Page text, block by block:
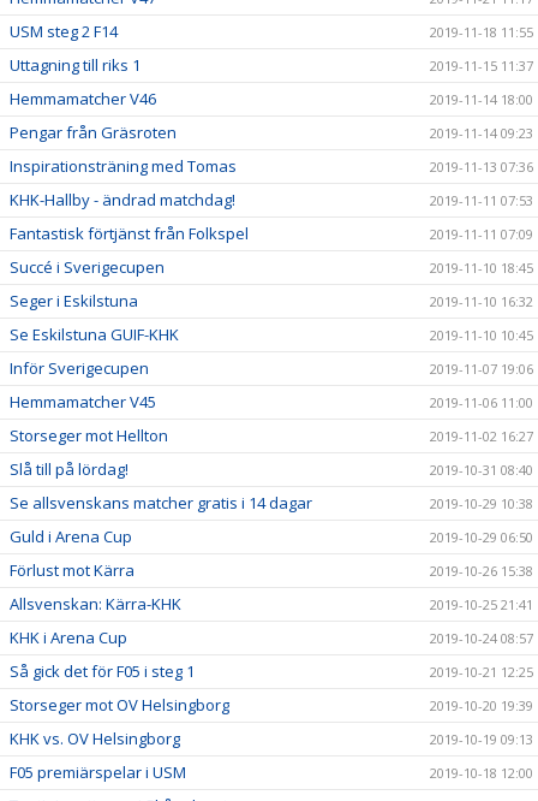
USM steg 2 F14 2019-11-18 11:55
Uttagning till riks 1 2019-11-15 11:37
Hemmamatcher V46 2019-11-14 18:00
Pengar från Gräsroten 2019-11-14 09:23
Inspirationsträning med Tomas 2019-11-13 07:36
KHK-Hallby - ändrad matchdag! 2019-11-11 07:53
Fantastisk förtjänst från Folkspel 2019-11-11 07:09
Succé i Sverigecupen 2019-11-10 18:45
Seger i Eskilstuna 2019-11-10 16:32
Se Eskilstuna GUIF-KHK 2019-11-10 10:45
Inför Sverigecupen 2019-11-07 19:06
Hemmamatcher V45 2019-11-06 11:00
Storseger mot Hellton 2019-11-02 16:27
Slå till på lördag! 2019-10-31 08:40
Se allsvenskans matcher gratis i 14 dagar 2019-10-29 10:38
Guld i Arena Cup 2019-10-29 06:50
Förlust mot Kärra 2019-10-26 15:38
Allsvenskan: Kärra-KHK 2019-10-25 21:41
KHK i Arena Cup 2019-10-24 08:57
Så gick det för F05 i steg 1 2019-10-21 12:25
Storseger mot OV Helsingborg 2019-10-20 19:39
KHK vs. OV Helsingborg 2019-10-19 09:13
F05 premiärspelar i USM 2019-10-18 12:00